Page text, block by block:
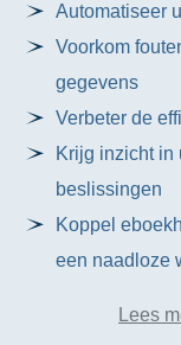
Automatiseer
Voorkom
gegevens
Verbeter de
Krijg inzicht in
beslissingen
Koppel
een naadloze
Lees